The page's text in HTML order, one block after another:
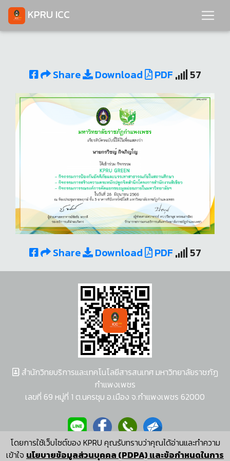
KPRU ICC
Share Download PDF 57
Share Download PDF 57
โดยการใช้เว็บไซต์ของ KPRU คุณรับทราบว่าคุณได้อ่านและทำความ
เข้าใจ นโยบายข้อมูลส่วนบุคคล (PDPA) และข้อกำหนดในการ
สำนักวิทยบริการและเทคโนโลยีสารสนเทศ มหาวิทยาลัยราชภัฏ
กำแพงเพชร
เลขที่ 69 หมู่ที่ 1 ต.นครชุม อ.เมือง จ.กำแพงเพชร 62000
ผู้พัฒนาระบบ อนุชา พวงผกา